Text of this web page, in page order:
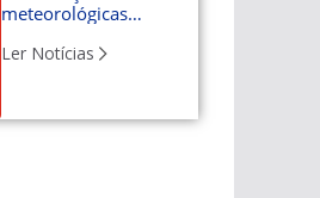
meteorológicas
restabelecimento do
Ler Notícias